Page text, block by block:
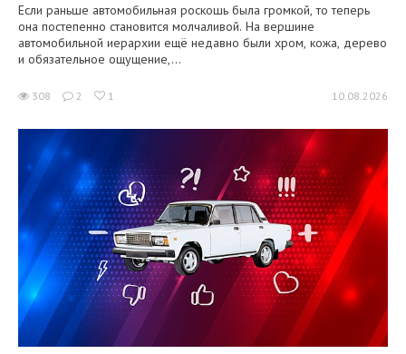
Если раньше автомобильная роскошь была громкой, то теперь
она постепенно становится молчаливой. На вершине
автомобильной иерархии ещё недавно были хром, кожа, дерево
и обязательное ощущение,...
308 2 1 10.08.2026